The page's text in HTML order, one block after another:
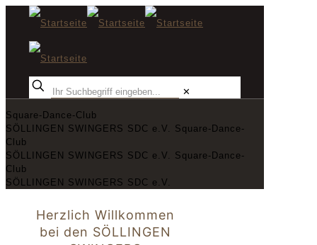
✕
Square-Dance-Club
SÖLLINGEN SWINGERS SDC e.V. Square-Dance-
Club
SÖLLINGEN SWINGERS SDC e.V. Square-Dance-
Club
SÖLLINGEN SWINGERS SDC e.V.
Herzlich Willkommen
bei den SÖLLINGEN